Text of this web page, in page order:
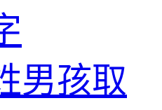
男孩取